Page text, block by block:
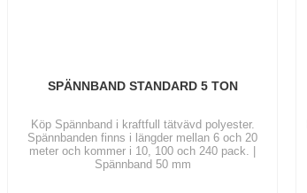
SPÄNNBAND STANDARD 5 TON
Köp Spännband i kraftfull tätvävd polyester.
Spännbanden finns i längder mellan 6 och 20
meter och kommer i 10, 100 och 240 pack. |
Spännband 50 mm